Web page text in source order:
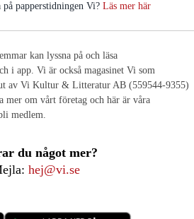
papperstidningen Vi? Läs mer här
kan lyssna på och läsa
i app. Vi är också magasinet Vi som
av Vi Kultur & Litteratur AB (559544-9355)
mer om vårt företag och här är våra
medlem.
du något mer?
hej@vi.se